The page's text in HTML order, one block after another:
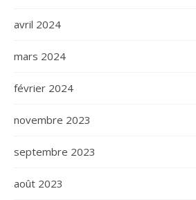
avril 2024
mars 2024
février 2024
novembre 2023
septembre 2023
août 2023